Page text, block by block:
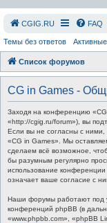
СGIG.RU FAQ
Темы без ответов
Список форумов
CG in Games -
Заходя на конференцию
«http://cgig.ru/forum»), вы
Если вы не согласны с ними,
«CG in Games». Мы
сделаем всё возможное,
бы разумным регулярно
использование
означает ваше согласие с
Наши форумы работают под
конференций phpBB (в
«www.phpbb.com», «phpBB